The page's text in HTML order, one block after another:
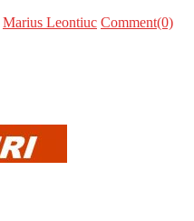
Marius Leontiuc Comment(0)